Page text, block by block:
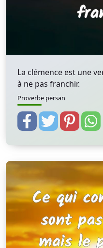
La clémence est une
à ne pas franchir.
Proverbe persan